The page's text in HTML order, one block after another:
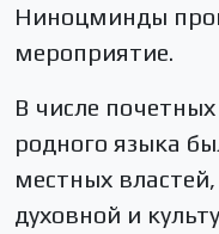
Ниноцминды
мероприятие.
В числе
родного языка
местных
духовной и